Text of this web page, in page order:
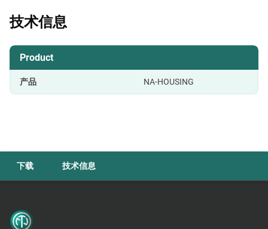
技术信息
Product
产品 NA-HOUSING
下载 技术信息